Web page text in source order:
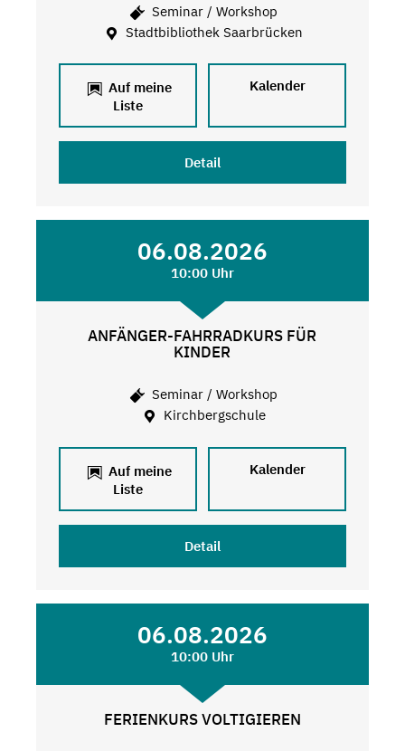
Seminar / Workshop
Stadtbibliothek Saarbrücken
Auf meine
Liste
Kalender
Detail
06.08.2026
10:00 Uhr
ANFÄNGER-FAHRRADKURS FÜR
KINDER
Seminar / Workshop
Kirchbergschule
Auf meine
Liste
Kalender
Detail
06.08.2026
10:00 Uhr
FERIENKURS VOLTIGIEREN